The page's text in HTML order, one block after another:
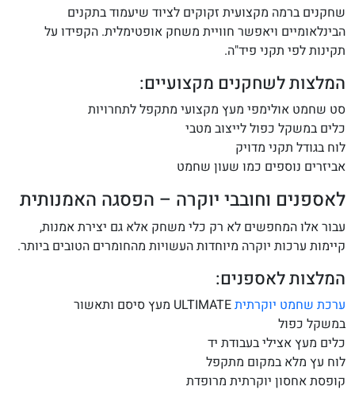
שחקנים ברמה מקצועית זקוקים לציוד שיעמוד בתקנים
הבינלאומיים ויאפשר חוויית משחק אופטימלית. הקפידו על
תקינות לפי תקני פיד"ה.
המלצות לשחקנים מקצועיים:
סט שחמט אולימפי מעץ מקצועי מתקפל לתחרויות
כלים במשקל כפול לייצוב מטבי
לוח בגודל תקני מדויק
אביזרים נוספים כמו שעון שחמט
לאספנים וחובבי יוקרה – הפסגה האמנותית
עבור אלו המחפשים לא רק כלי משחק אלא גם יצירת אמנות,
קיימות ערכות יוקרה מיוחדות העשויות מהחומרים הטובים ביותר.
המלצות לאספנים:
ערכת שחמט יוקרתית
ULTIMATE מעץ סיסם ותאשור
במשקל כפול
כלים מעץ אצילי בעבודת יד
לוח עץ מלא במקום מתקפל
קופסת אחסון יוקרתית מרופדת